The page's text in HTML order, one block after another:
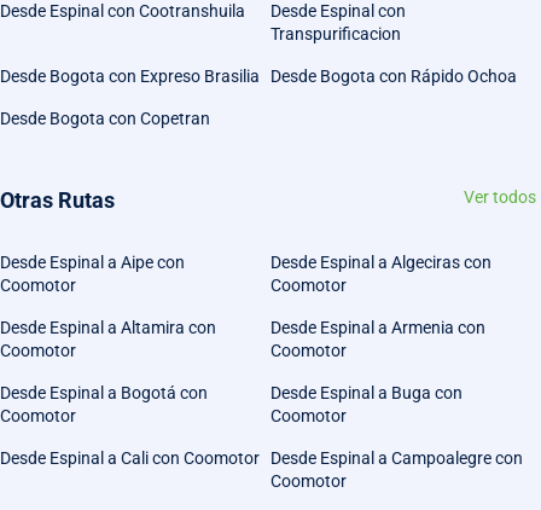
Desde Espinal con Cootranshuila
Desde Espinal con
Transpurificacion
Desde Bogota con Expreso Brasilia Desde Bogota con Rápido Ochoa
Desde Bogota con Copetran
Otras Rutas Ver todos
Desde Espinal a Aipe con
Coomotor
Desde Espinal a Algeciras con
Coomotor
Desde Espinal a Altamira con
Coomotor
Desde Espinal a Armenia con
Coomotor
Desde Espinal a Bogotá con
Coomotor
Desde Espinal a Buga con
Coomotor
Desde Espinal a Cali con Coomotor
Desde Espinal a Campoalegre con
Coomotor